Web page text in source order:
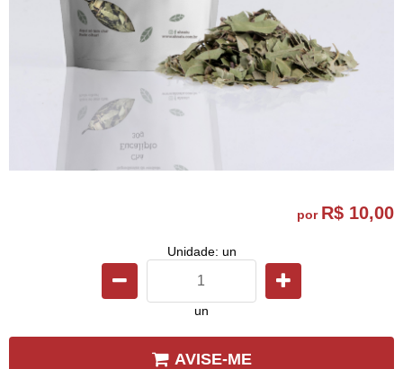
por R$ 10,00
Unidade: un
un
AVISE-ME